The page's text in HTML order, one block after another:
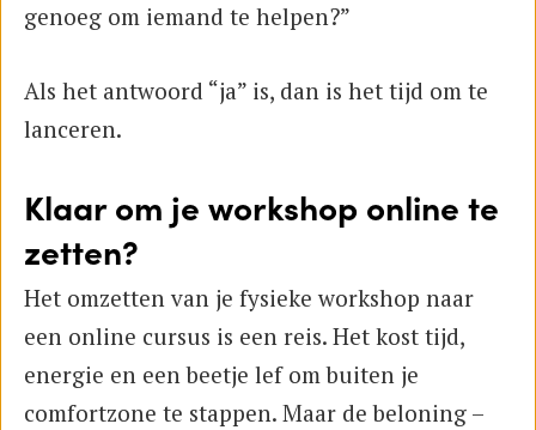
genoeg om iemand te helpen?”
Als het antwoord “ja” is, dan is het tijd om te
lanceren.
Klaar om je workshop online te
zetten?
Het omzetten van je fysieke workshop naar
een online cursus is een reis. Het kost tijd,
energie en een beetje lef om buiten je
comfortzone te stappen. Maar de beloning –